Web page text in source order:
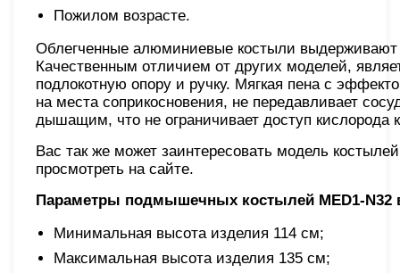
Пожилом возрасте.
Облегченные алюминиевые костыли выдерживают
Качественным отличием от других моделей,
подлокотную опору и ручку. Мягкая пена с
на места соприкосновения, не передавливает
дышащим, что не ограничивает доступ кислорода
Вас так же может заинтересовать модель
просмотреть на сайте.
Параметры подмышечных костылей MED1-N32
Минимальная высота изделия 114 см;
Максимальная высота изделия 135 см;